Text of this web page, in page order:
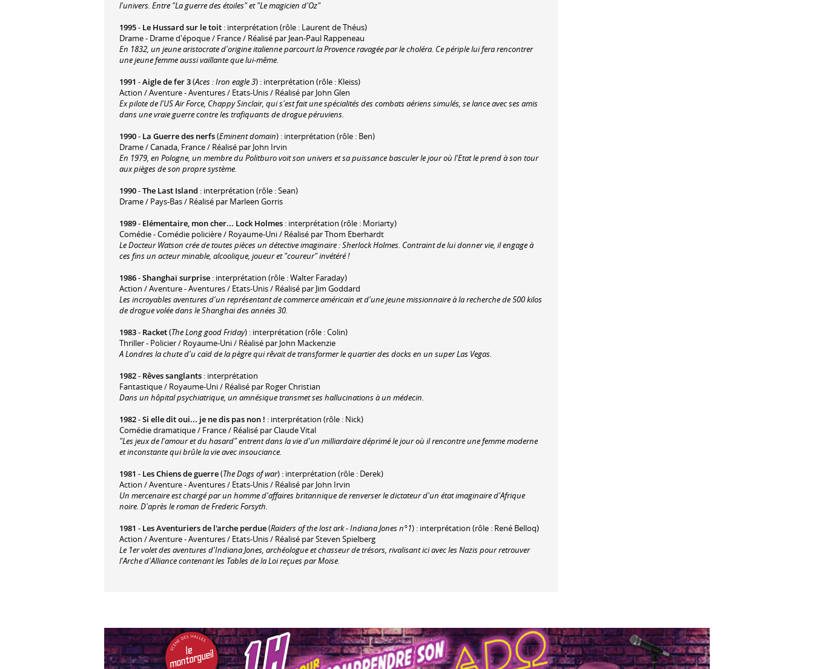
l'univers. Entre "La guerre des étoiles" et "Le magicien d'Oz"
1995- Le Hussard sur le toit : interprétation (rôle : Laurent de Théus)
Drame - Drame d'époque / France / Réalisé par Jean-Paul Rappeneau
En 1832, un jeune aristocrate d'origine italienne parcourt la Provence ravagée par le choléra. Ce périple lui fera rencontrer
une jeune femme aussi vaillante que lui-même.
1991 -Aigle de fer 3(Aces : Iron eagle 3) : interprétation (rôle : Kleiss)
Action / Aventure - Aventures / Etats-Unis / Réalisé par John Glen
Ex pilote de l'US Air Force, Chappy Sinclair, qui s'est fait une spécialités des combats aériens simulés, se lance avec ses amis
dans une vraie guerre contre les trafiquants de drogue péruviens.
1990- La Guerre des nerfs(Eminent domain) : interprétation (rôle : Ben)
Drame / Canada, France / Réalisé par John Irvin
En 1979, en Pologne, un membre du Politburo voit son univers et sa puissance basculer le jour où l'Etat le prend à son tour
aux pièges de son propre système.
1990-The Last Island : interprétation (rôle : Sean)
Drame / Pays-Bas / Réalisé par Marleen Gorris
1989- Elémentaire, mon cher... Lock Holmes : interprétation (rôle : Moriarty)
Comédie - Comédie policière / Royaume-Uni / Réalisé par Thom Eberhardt
Le Docteur Watson crée de toutes pièces un détective imaginaire : Sherlock Holmes. Contraint de lui donner vie, il engage à
ces fins un acteur minable, alcoolique, joueur et "coureur" invétéré !
1986-Shanghaï surprise : interprétation (rôle : Walter Faraday)
Action / Aventure - Aventures / Etats-Unis / Réalisé par Jim Goddard
Les incroyables aventures d'un représentant de commerce américain et d'une jeune missionnaire à la recherche de 500 kilos
de drogue volée dans le Shanghai des années 30.
1983- Racket(The Long good Friday) : interprétation (rôle : Colin)
Thriller - Policier / Royaume-Uni / Réalisé par John Mackenzie
A Londres la chute d'u caïd de la pègre qui rêvait de transformer le quartier des docks en un super Las Vegas.
1982- Rêves sanglants : interprétation
Fantastique / Royaume-Uni / Réalisé par Roger Christian
Dans un hôpital psychiatrique, un amnésique transmet ses hallucinations à un médecin.
1982-Si elle dit oui... je ne dis pas non ! : interprétation (rôle : Nick)
Comédie dramatique / France / Réalisé par Claude Vital
"Les jeux de l'amour et du hasard" entrent dans la vie d'un milliardaire déprimé le jour où il rencontre une femme moderne
et inconstante qui brûle la vie avec insouciance.
1981 - Les Chiens de guerre(The Dogs of war) : interprétation (rôle : Derek)
Action / Aventure - Aventures / Etats-Unis / Réalisé par John Irvin
Un mercenaire est chargé par un homme d'affaires britannique de renverser le dictateur d'un état imaginaire d'Afrique
noire. D'après le roman de Frederic Forsyth.
1981 - Les Aventuriers de l'arche perdue(Raiders of the lost ark - Indiana Jones n°1) : interprétation (rôle : René Belloq)
Action / Aventure - Aventures / Etats-Unis / Réalisé par Steven Spielberg
Le 1er volet des aventures d'Indiana Jones, archéologue et chasseur de trésors, rivalisant ici avec les Nazis pour retrouver
l'Arche d'Alliance contenant les Tables de la Loi reçues par Moise.